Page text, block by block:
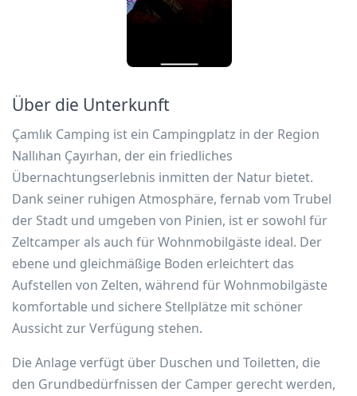
Über die Unterkunft
Çamlık Camping ist ein Campingplatz in der Region
Nallıhan Çayırhan, der ein friedliches
Übernachtungserlebnis inmitten der Natur bietet.
Dank seiner ruhigen Atmosphäre, fernab vom Trubel
der Stadt und umgeben von Pinien, ist er sowohl für
Zeltcamper als auch für Wohnmobilgäste ideal. Der
ebene und gleichmäßige Boden erleichtert das
Aufstellen von Zelten, während für Wohnmobilgäste
komfortable und sichere Stellplätze mit schöner
Aussicht zur Verfügung stehen.
Die Anlage verfügt über Duschen und Toiletten, die
den Grundbedürfnissen der Camper gerecht werden,